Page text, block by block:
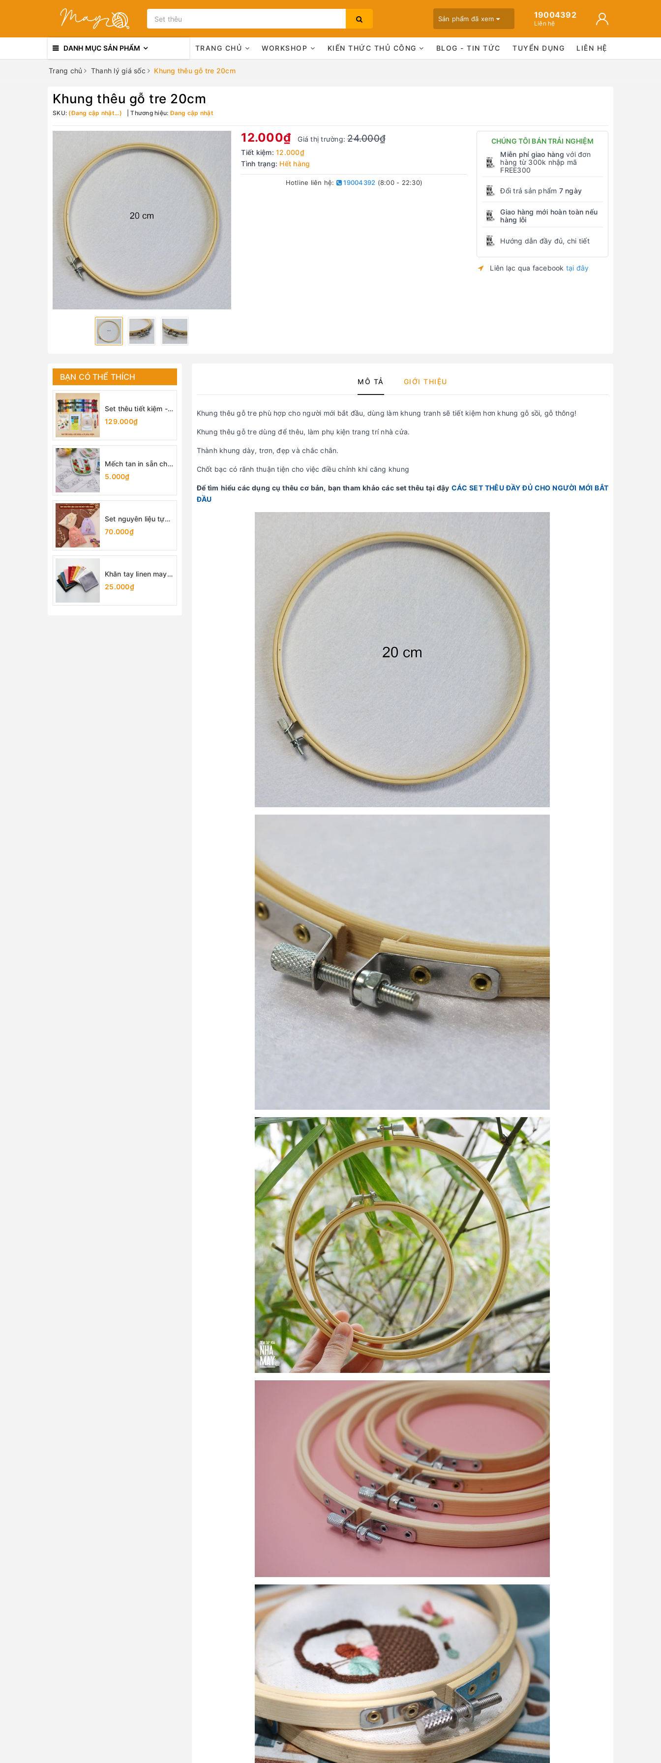
Sản phẩm đã xem 19004392
Liên hệ
DANH MỤC SẢN PHẨM TRANG CHỦ WORKSHOP KIẾN THỨC THỦ CÔNG BLOG - TIN TỨC TUYỂN DỤNG LIÊN HỆ
Trang chủ Thanh lý giá sốc Khung thêu gỗ tre 20cm
Khung thêu gỗ tre 20cm
SKU: (Đang cập nhật...) Thương hiệu:Đang cập nhật
12.000₫ Giá thị trường:24.000₫
Tiết kiệm:12.000₫
Tình trạng: Hết hàng
Hotline liên hệ: 19004392 (8:00 - 22:30)
CHÚNG TÔI BÁN TRẢI NGHIỆM
Miễn phí giao hàngvới đơn
hàng từ 300k nhập mã
FREE300
Đổi trả sản phẩm 7 ngày
Giao hàng mới hoàn toàn nếu
hàng lỗi
Hướng dẫn đầy đủ, chi tiết
Liên lạc qua facebook tại đây
BẠN CÓ THỂ THÍCH
Set thêu tiết kiệm -
set dụng cụ thêu cơ
bản cho người mới
129.000₫
Mếch tan in sẵn chữ
cái (lẻ 1 chữ)
5.000₫
Set nguyên liệu tự
làm túi rút thêu hoa
70.000₫
Khăn tay linen may
sẵn viền 25x25cm
25.000₫
MÔ TẢ GIỚI THIỆU
Khung thêu gỗ tre phù hợp cho người mới bắt đầu, dùng làm khung tranh sẽ tiết kiệm hơn khung gỗ sồi, gỗ thông!
Khung thêu gỗ tre dùng để thêu, làm phụ kiện trang trí nhà cửa.
Thành khung dày, trơn, đẹp và chắc chắn.
Chốt bạc có rãnh thuận tiện cho việc điều chỉnh khi căng khung
Để tìm hiểu các dụng cụ thêu cơ bản, bạn tham khảo các set thêu tại đậy CÁC SET THÊU ĐẦY ĐỦ CHO NGƯỜI MỚI BẮT
ĐẦU